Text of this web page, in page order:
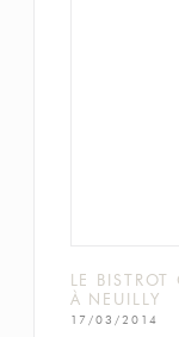
LE
À NEUILLY
17/03/2014